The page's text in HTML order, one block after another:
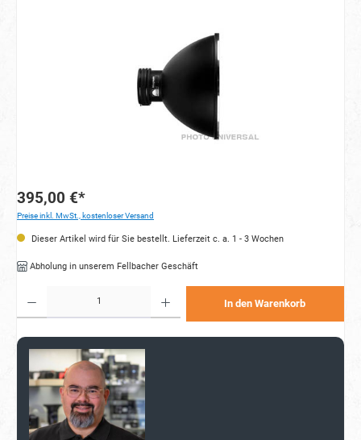
395,00 €*
Preise inkl. MwSt., kostenloser Versand
Dieser Artikel wird für Sie bestellt. Lieferzeit c. a. 1 - 3 Wochen
Abholung in unserem Fellbacher Geschäft
In den Warenkorb